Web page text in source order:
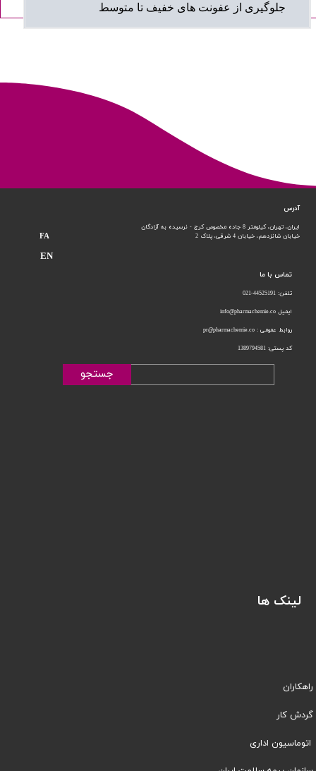
جلوگیری از عفونت های خفیف تا متوسط
تماس با ما
تلفن: 44525191-021
ایمیل info@pharmachemie.co
روابط عمومی : pr@pharmachemie.co
کد پستی: 1389794581
آدرس
ایران، تهران، کیلومتر 8 جاده مخصوص کرج - نرسیده به آزادگان
خیابان شانزدهم، خیابان 4 شرقی، پلاک 2
جستجو
لینک ها
راهکاران
​​گردش کار
اتوماسیون اداری
FA